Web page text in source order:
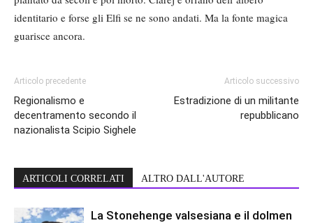
identitario e forse gli Elfi se ne sono andati. Ma la fonte magica
guarisce ancora.
Articolo precedente
Regionalismo e
decentramento secondo il
nazionalista Scipio Sighele
Articolo successivo
Estradizione di un militante
repubblicano
ARTICOLI CORRELATI ALTRO DALL'AUTORE
La Stonehenge valsesiana e il dolmen